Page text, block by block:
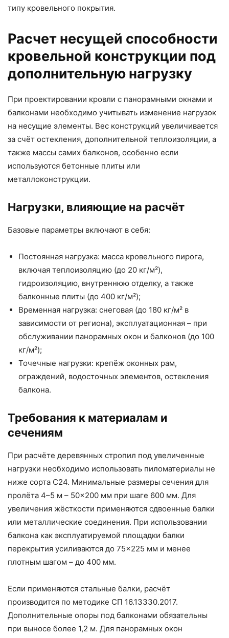
типу кровельного покрытия.
Расчет несущей способности
кровельной конструкции под
дополнительную нагрузку
При проектировании кровли с панорамными окнами и
балконами необходимо учитывать изменение нагрузок
на несущие элементы. Вес конструкций увеличивается
за счёт остекления, дополнительной теплоизоляции, а
также массы самих балконов, особенно если
используются бетонные плиты или
металлоконструкции.
Нагрузки, влияющие на расчёт
Базовые параметры включают в себя:
Постоянная нагрузка: масса кровельного пирога,
включая теплоизоляцию (до 20 кг/м²),
гидроизоляцию, внутреннюю отделку, а также
балконные плиты (до 400 кг/м²);
Временная нагрузка: снеговая (до 180 кг/м² в
зависимости от региона), эксплуатационная – при
обслуживании панорамных окон и балконов (до 100
кг/м²);
Точечные нагрузки: крепёж оконных рам,
ограждений, водосточных элементов, остекления
балкона.
Требования к материалам и
сечениям
При расчёте деревянных стропил под увеличенные
нагрузки необходимо использовать пиломатериалы не
ниже сорта С24. Минимальные размеры сечения для
пролёта 4–5 м – 50×200 мм при шаге 600 мм. Для
увеличения жёсткости применяются сдвоенные балки
или металлические соединения. При использовании
балкона как эксплуатируемой площадки балки
перекрытия усиливаются до 75×225 мм и менее
плотным шагом – до 400 мм.
Если применяются стальные балки, расчёт
производится по методике СП 16.13330.2017.
Дополнительные опоры под балконами обязательны
при выносе более 1,2 м. Для панорамных окон